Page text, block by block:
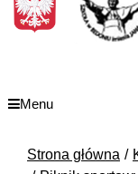
Menu
Strona główna